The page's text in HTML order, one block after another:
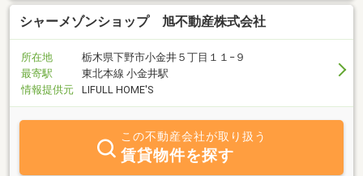
シャーメゾンショップ 旭不動産株式会社
所在地
栃木県下野市小金井５丁目１１−９
最寄駅
東北本線 小金井駅
情報提供元
LIFULL HOME'S
この不動産会社が取り扱う
賃貸物件を探す